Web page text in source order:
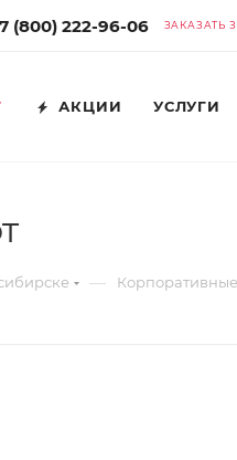
(800) 222-96-06 ЗАКАЗАТЬ
АКЦИИ УСЛУГИ
—